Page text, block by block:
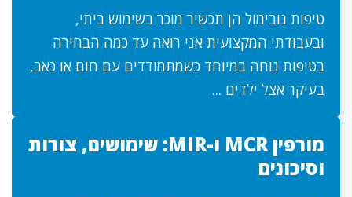
טיפות נובימול הן תכשיר מוכר בשימוש ביתי,
ובעבודתי המקצועית אני רואה עד כמה הבחירה
בטיפות נוחה במיוחד כשמתמודדים עם חום או כאב,
בעיקר אצל ילדים ...
מורפין MCR ו-MIR: שימושים, צורות
וסיכונים